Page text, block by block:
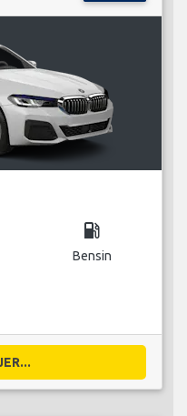
local_gas_station
Bensin